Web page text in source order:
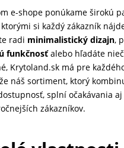
e-shope ponúkame širokú
si každý zákazník
radi minimalistický dizajn,
funkčnosťalebo hľadáte
Krytoland.sk má pre
náš sortiment, ktorý
splní očakávania aj
zákazníkov.